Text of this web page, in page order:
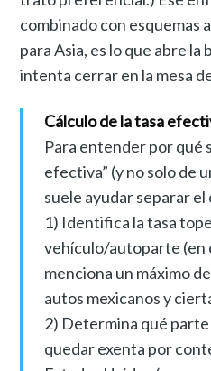
combinado con esquemas
para Asia, es lo que abre
intenta cerrar en la mesa
Cálculo de la tasa
Para entender por qué
efectiva” (y no solo de
suele ayudar separar el
1) Identifica la tasa
vehículo/autoparte (en
menciona un máximo
autos mexicanos y
2) Determina qué
quedar exenta por